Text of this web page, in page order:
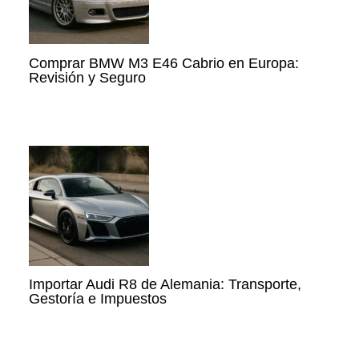
Comprar BMW M3 E46 Cabrio en Europa:
Revisión y Seguro
Importar Audi R8 de Alemania: Transporte,
Gestoría e Impuestos